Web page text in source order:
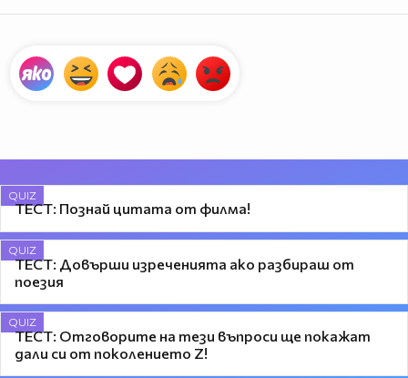
QUIZ
ТЕСТ: Познай цитата от филма!
QUIZ
ТЕСТ: Довърши изреченията ако разбираш от
поезия
QUIZ
ТЕСТ: Отговорите на тези въпроси ще покажат
дали си от поколението Z!